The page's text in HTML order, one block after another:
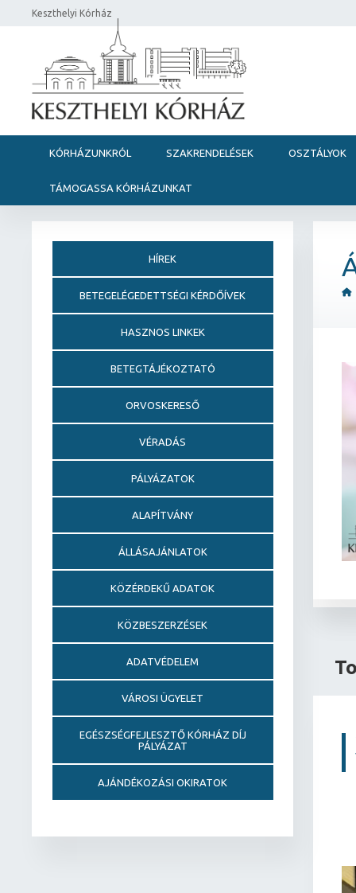
Keszthelyi Kórház
KÓRHÁZUNKRÓL SZAKRENDELÉSEK OSZTÁLYOK
TÁMOGASSA KÓRHÁZUNKAT
HÍREK
BETEGELÉGEDETTSÉGI KÉRDŐÍVEK
HASZNOS LINKEK
BETEGTÁJÉKOZTATÓ
ORVOSKERESŐ
VÉRADÁS
PÁLYÁZATOK
ALAPÍTVÁNY
ÁLLÁSAJÁNLATOK
KÖZÉRDEKŰ ADATOK
KÖZBESZERZÉSEK
ADATVÉDELEM
VÁROSI ÜGYELET
EGÉSZSÉGFEJLESZTŐ KÓRHÁZ DÍJ
PÁLYÁZAT
AJÁNDÉKOZÁSI OKIRATOK